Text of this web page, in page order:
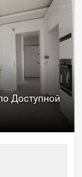
Доступной